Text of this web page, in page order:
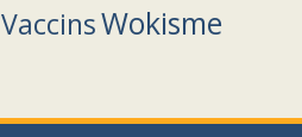
VaccinsWokisme